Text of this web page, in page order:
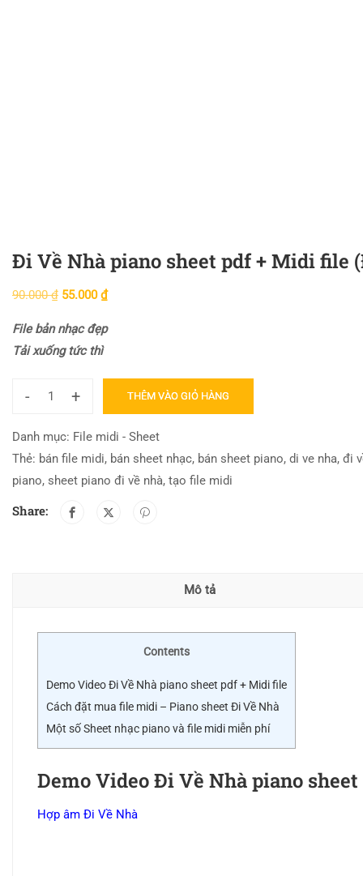
Đi Về Nhà piano sheet pdf + Midi file
90.000₫ 55.000₫
File bản nhạc đẹp
Tải xuống tức thì
- + THÊM VÀO GIỎ HÀNG
Danh mục: File midi - Sheet
Thẻ: bán file midi, bán sheet nhạc, bán sheet piano, di ve nha, đi
piano, sheet piano đi về nhà, tạo file midi
Share:
Mô tả
Contents
Demo Video Đi Về Nhà piano sheet pdf + Midi file
Cách đặt mua file midi – Piano sheet Đi Về Nhà
Một số Sheet nhạc piano và file midi miễn phí
Demo Video Đi Về Nhà piano
Hợp âm Đi Về Nhà